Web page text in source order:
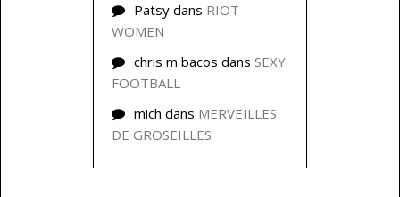
Patsy dans RIOT
WOMEN
chris m bacos dans SEXY
FOOTBALL
mich dans MERVEILLES
DE GROSEILLES